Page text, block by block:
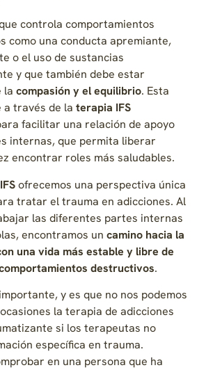
controla comportamientos
como una conducta apremiante,
o el uso de sustancias
y que también debe estar
la compasión y el equilibrio. Esta
a través de la terapia IFS
facilitar una relación de apoyo
internas, que permita liberar
encontrar roles más saludables.
ofrecemos una perspectiva única
tratar el trauma en adicciones. Al
las diferentes partes internas
encontramos un camino hacia la
una vida más estable y libre de
destructivos.
y es que no nos podemos
la terapia de adicciones
si los terapeutas no
específica en trauma.
en una persona que ha